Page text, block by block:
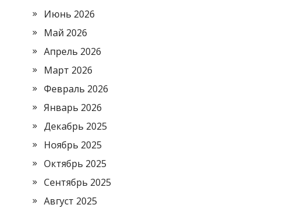
Июнь 2026
Май 2026
Апрель 2026
Март 2026
Февраль 2026
Январь 2026
Декабрь 2025
Ноябрь 2025
Октябрь 2025
Сентябрь 2025
Август 2025